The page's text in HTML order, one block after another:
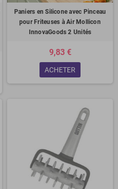
Paniers en Silicone avec Pinceau
pour Friteuses à Air Mollicon
InnovaGoods 2 Unités
9,83 €
ACHETER